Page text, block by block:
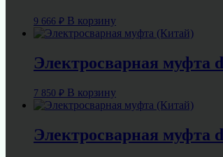
9 666 ₽ В корзину
Электросварная муфта
7 850 ₽ В корзину
Электросварная муфта